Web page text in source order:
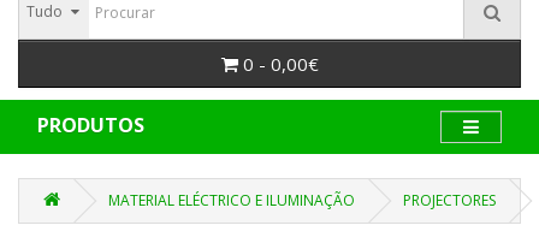
Tudo
0 - 0,00€
PRODUTOS
MATERIAL ELÉCTRICO E ILUMINAÇÃO PROJECTORES